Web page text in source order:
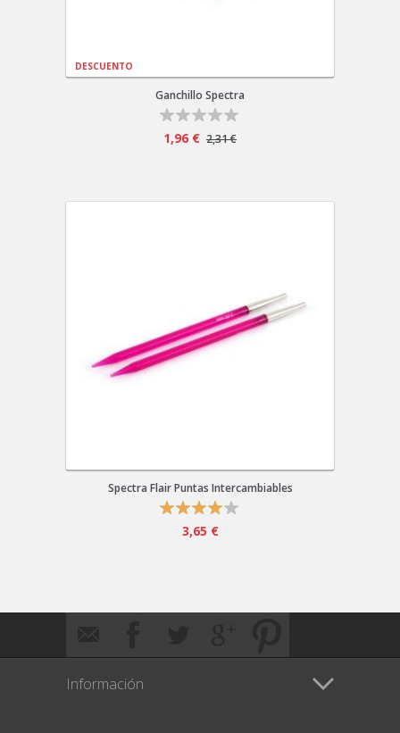
Ganchillo Spectra
1,96 € 2,31 €
DESCUENTO
Spectra Flair Puntas Intercambiables
3,65 €
Información